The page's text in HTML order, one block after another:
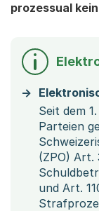
prozessual
Seit dem
Parteien
(ZPO) Art.
und Art.